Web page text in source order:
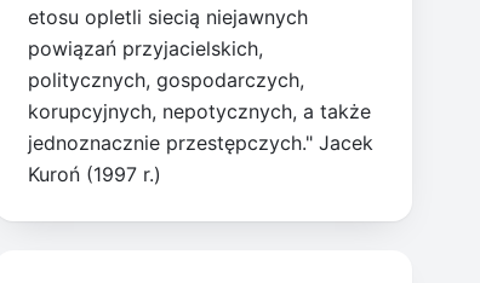
etosu opletli siecią niejawnych
powiązań przyjacielskich,
politycznych, gospodarczych,
korupcyjnych, nepotycznych, a także
jednoznacznie przestępczych." Jacek
Kuroń (1997 r.)